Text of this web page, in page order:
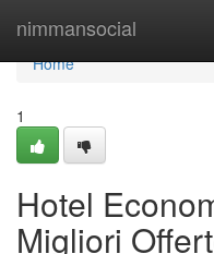
nimmansocial
Home
Home
1
Hotel
Migliori